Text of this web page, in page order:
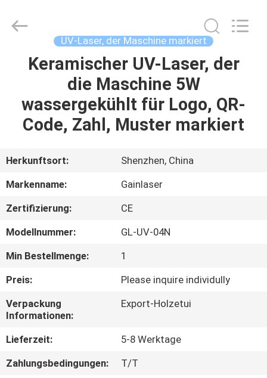
HAUS
PRODUKTE
UNS
AUSFLUG
QUALITÄTSKONTROLLE
TRETEN
SIE
MIT
UNS
Laser
Technology
UV-Laser, der Maschine markiert
Keramischer UV-Laser, der
die Maschine 5W
wassergekühlt für Logo, QR-
Code, Zahl, Muster markiert
Herkunftsort:
Shenzhen, China
Markenname:
Gainlaser
Zertifizierung:
CE
Modellnummer:
GL-UV-04N
Min Bestellmenge:
1
Preis:
Please inquire individully
Verpackung
Informationen:
Export-Holzetui
Lieferzeit:
5-8 Werktage
Zahlungsbedingungen:
T/T